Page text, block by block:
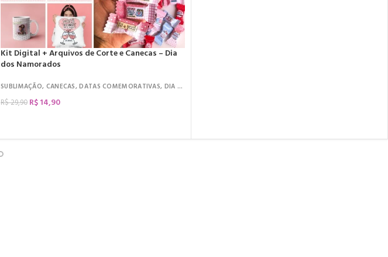
Kit Digital + Arquivos de Corte e Canecas – Dia
dos Namorados
SUBLIMAÇÃO, CANECAS,DATAS COMEMORATIVAS, DIA DOS NAMORADOS
R$29,90 R$14,90